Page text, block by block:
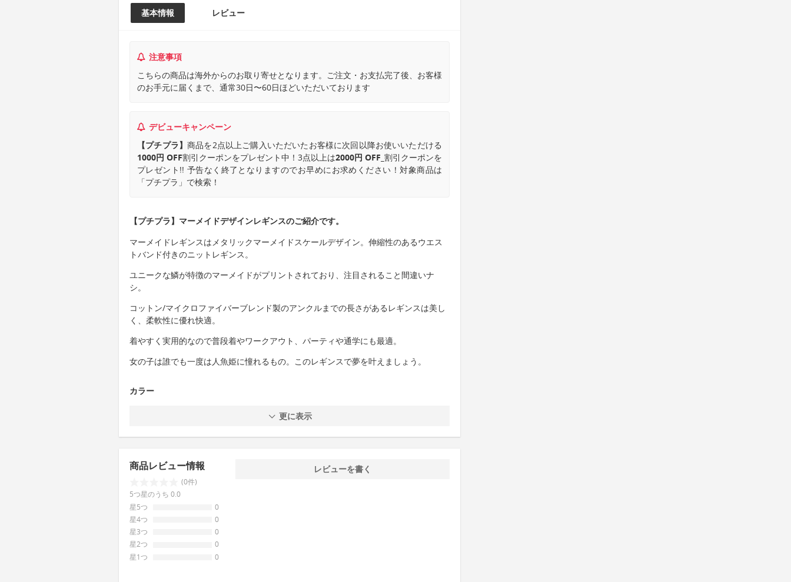
基本情報 レビュー
注意事項
こちらの商品は海外からのお取り寄せとなります。ご注文・お支払完了後、お客様
のお手元に届くまで、通常30日〜60日ほどいただいております
デビューキャンペーン
【プチプラ】 商品を2点以上ご購入いただいたお客様に次回以降お使いいただける
1000円 OFF割引クーポンをプレゼント中！3点以上は2000円 OFF_ 割引クーポンを
プレゼント!! 予告なく終了となりますのでお早めにお求めください！対象商品は
「プチプラ」で検索！
【プチプラ】マーメイドデザインレギンスのご紹介です。
マーメイドレギンスはメタリックマーメイドスケールデザイン。伸縮性のあるウエス
トバンド付きのニットレギンス。
ユニークな鱗が特徴のマーメイドがプリントされており、注目されること間違いナ
シ。
コットン/マイクロファイバーブレンド製のアンクルまでの長さがあるレギンスは美し
く、柔軟性に優れ快適。
着やすく実用的なので普段着やワークアウト、パーティや通学にも最適。
女の子は誰でも一度は人魚姫に憧れるもの。このレギンスで夢を叶えましょう。
カラー
更に表示
商品レビュー情報
(0件)
5つ星のうち 0.0
星5つ
0
星4つ
0
星3つ
0
星2つ
0
星1つ
0
レビューを書く